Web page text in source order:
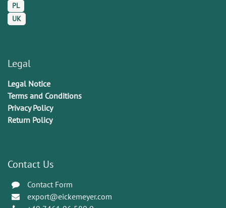
PL
UK
Legal
Legal Notice
Terms and Conditions
Privacy Policy
Return Policy
Contact Us
Contact Form
export@eickemeyer.com